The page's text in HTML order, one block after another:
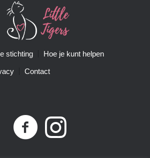
stichting Hoe je kunt helpen
Contact